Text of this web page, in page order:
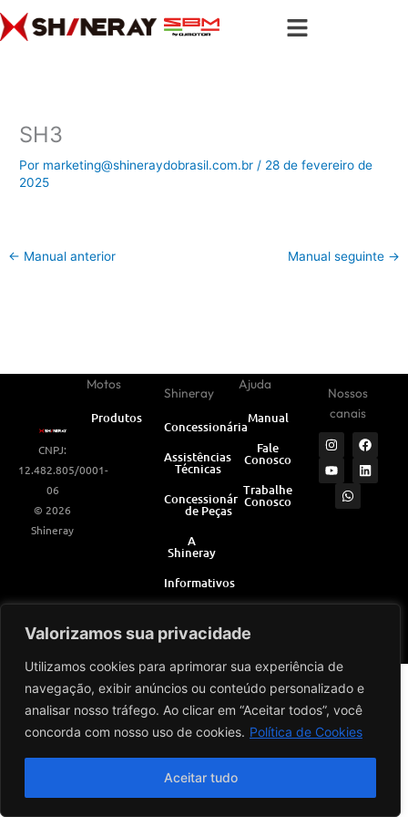
Valorizamos sua privacidade
Utilizamos cookies para aprimorar sua experiência de
navegação, exibir anúncios ou conteúdo personalizado e
analisar nosso tráfego. Ao clicar em “Aceitar todos”, você
concorda com nosso uso de cookies. Política de Cookies
Aceitar tudo
para
SH3
Por marketing@shineraydobrasil.com.br/ 28 de fevereiro de
2025
← Manual anterior Manual seguinte →
CNPJ:
12.482.805/0001-
06
© 2026
Shineray
Motos
Produtos
Shineray
Concessionárias
Assistências
Técnicas
Concessionárias
de Peças
A
Shineray
Informativos
Ajuda
Manual
Fale
Conosco
Trabalhe
Conosco
Nossos
canais
I
n
s
t
a
F
a
c
e
Y
o
u
t
u
L
i
n
k
W
a
s
a
Desenvolvido por